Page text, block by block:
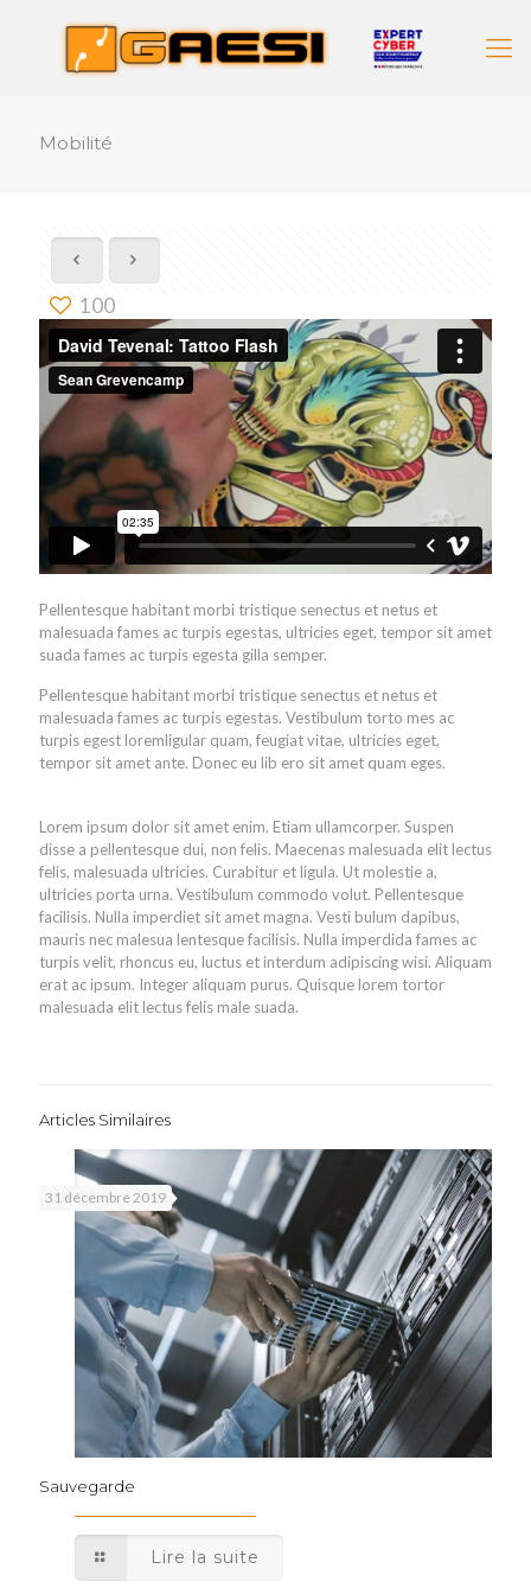
Mobilité
100
Pellentesque habitant morbi tristique senectus et netus et
malesuada fames ac turpis egestas, ultricies eget, tempor sit amet
suada fames ac turpis egesta gilla semper.
Pellentesque habitant morbi tristique senectus et netus et
malesuada fames ac turpis egestas. Vestibulum torto mes ac
turpis egest loremligular quam, feugiat vitae, ultricies eget,
tempor sit amet ante. Donec eu lib ero sit amet quam eges.
Lorem ipsum dolor sit amet enim. Etiam ullamcorper. Suspen
disse a pellentesque dui, non felis. Maecenas malesuada elit lectus
felis, malesuada ultricies. Curabitur et ligula. Ut molestie a,
ultricies porta urna. Vestibulum commodo volut. Pellentesque
facilisis. Nulla imperdiet sit amet magna. Vesti bulum dapibus,
mauris nec malesua lentesque facilisis. Nulla imperdida fames ac
turpis velit, rhoncus eu, luctus et interdum adipiscing wisi. Aliquam
erat ac ipsum. Integer aliquam purus. Quisque lorem tortor
malesuada elit lectus felis male suada.
Articles Similaires
31 décembre 2019
Sauvegarde
Lire la suite